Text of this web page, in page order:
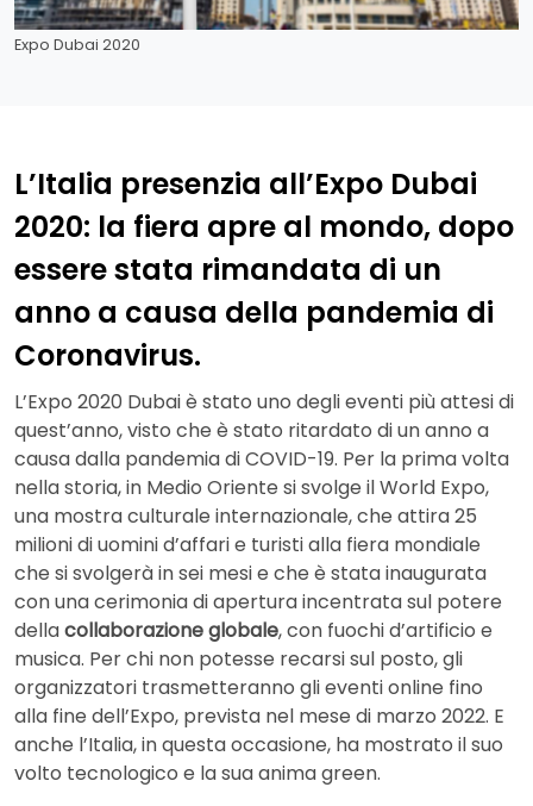
Expo Dubai 2020
L’Italia presenzia all’Expo Dubai
2020: la fiera apre al mondo, dopo
essere stata rimandata di un
anno a causa della pandemia di
Coronavirus.
L’Expo 2020 Dubai è stato uno degli eventi più attesi di
quest’anno, visto che è stato ritardato di un anno a
causa dalla pandemia di COVID-19. Per la prima volta
nella storia, in Medio Oriente si svolge il World Expo,
una mostra culturale internazionale, che attira 25
milioni di uomini d’affari e turisti alla fiera mondiale
che si svolgerà in sei mesi e che è stata inaugurata
con una cerimonia di apertura incentrata sul potere
dellacollaborazione globale, con fuochi d’artificio e
musica. Per chi non potesse recarsi sul posto, gli
organizzatori trasmetteranno gli eventi online fino
alla fine dell’Expo, prevista nel mese di marzo 2022. E
anche l’Italia, in questa occasione, ha mostrato il suo
volto tecnologico e la sua anima green.